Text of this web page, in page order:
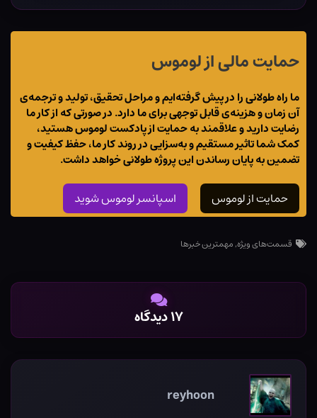
حمایت مالی از لوموس
ما راه طولانی را در پیش گرفته‌ایم و مراحل تحقیق، تولید و ترجمه‌ی
آن زمان و هزینه‌ی قابل توجهی برای ما دارد. در صورتی که از کار ما
رضایت دارید و علاقمند به حمایت از پادکست لوموس هستید،
کمک شما تاثیر مستقیم و به‌سزایی در روند کار ما، حفظ کیفیت و
تضمین به پایان رساندن این پروژه طولانی خواهد داشت.
حمایت از لوموس اسپانسر لوموس شوید
قسمت‌های ویژه,مهمترین خبرها
۱۷ دیدگاه
reyhoon